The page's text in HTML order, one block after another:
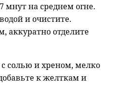
мнут на среднем огне.
и очистите.
аккуратно отделите
солью и хреном, мелко
к желткам и